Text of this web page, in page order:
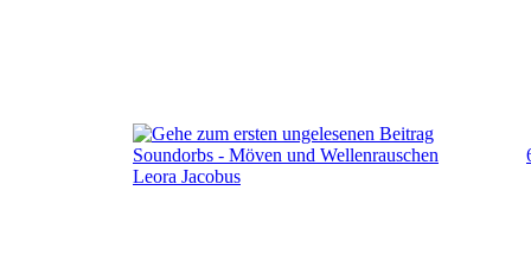
Soundorbs - Möven und Wellenrauschen
Leora Jacobus